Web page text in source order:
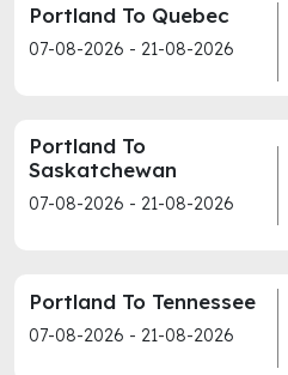
Portland To Quebec
07-08-2026 - 21-08-2026
Portland To
Saskatchewan
07-08-2026 - 21-08-2026
Portland To Tennessee
07-08-2026 - 21-08-2026